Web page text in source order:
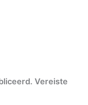
Vereiste